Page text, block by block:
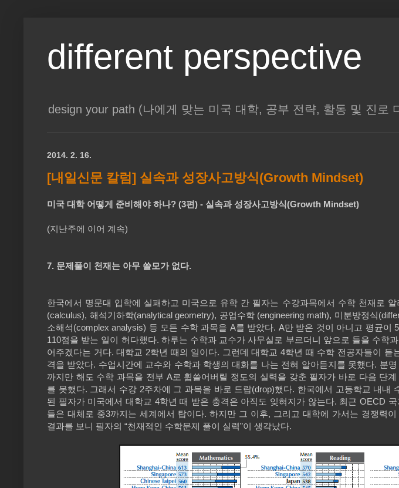
different perspective
design your path (나에게 맞는 미국 대학, 공부 전략, 활동 및 진로
2014. 2. 16.
[내일신문 칼럼] 실속과 성장사고방식(Growth Mindset)
미국 대학 어떻게 준비해야 하나? (3편) - 실속과 성장사고방식(Growth Mindset)
(지난주에 이어 계속)
7. 문제풀이 천재는 아무 쓸모가 없다.
한국에서 명문대 입학에 실패하고 미국으로 유학 간 필자는 수강과목에서 수학 천재로
(calculus), 해석기하학(analytical geometry), 공업수학 (engineering math), 미분방정식
소해석(complex analysis) 등 모든 수학 과목을 A를 받았다. A만 받은 것이 아니고 평균이
110점을 받는 일이 허다했다. 하루는 수학과 교수가 사무실로 부르더니 앞으로 들을 수학
어주겠다는 거다. 대학교 2학년 때의 일이다. 그런데 대학교 4학년 때 수학 전공자들이 듣
격을 받았다. 수업시간에 교수와 수학과 학생의 대화를 나는 전혀 알아듣지를 못했다. 분
까지만 해도 수학 과목을 전부 A로 휩쓸어버릴 정도의 실력을 갖춘 필자가 바로 다음 단
를 못했다. 그래서 수강 2주차에 그 과목을 바로 드랍(drop)했다. 한국에서 고등학교 내내
된 필자가 미국에서 대학교 4학년 때 받은 충격은 아직도 잊혀지가 않는다. 최근 OECD
들은 대체로 중3까지는 세계에서 탑이다. 하지만 그 이후, 그리고 대학에 가서는 경쟁력
결과를 보니 필자의 “천재적인 수학문제 풀이 실력”이 생각났다.